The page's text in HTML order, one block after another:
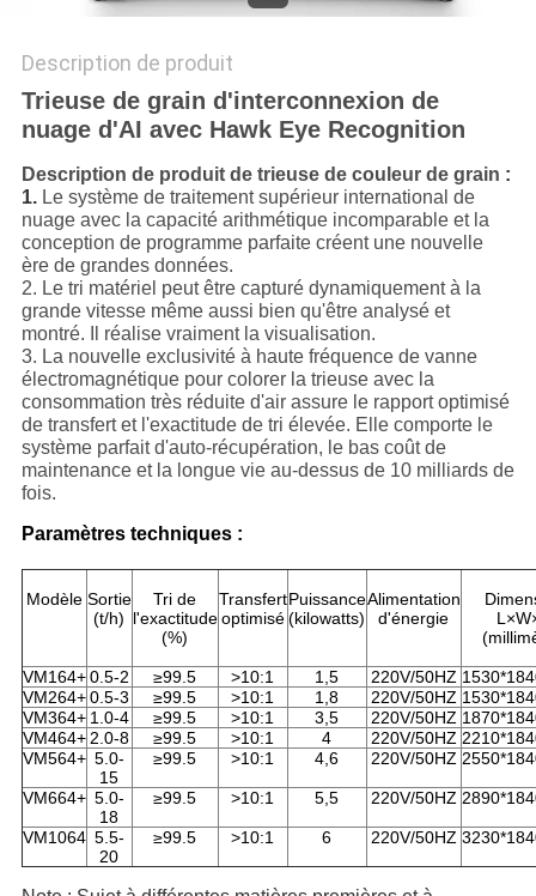
Description de produit
Trieuse de grain d'interconnexion de
nuage d'AI avec Hawk Eye Recognition
Description de produit de trieuse de couleur de grain :
1. Le système de traitement supérieur international de
nuage avec la capacité arithmétique incomparable et la
conception de programme parfaite créent une nouvelle
ère de grandes données.
2. Le tri matériel peut être capturé dynamiquement à la
grande vitesse même aussi bien qu'être analysé et
montré. Il réalise vraiment la visualisation.
3. La nouvelle exclusivité à haute fréquence de vanne
électromagnétique pour colorer la trieuse avec la
consommation très réduite d'air assure le rapport optimisé
de transfert et l'exactitude de tri élevée. Elle comporte le
système parfait d'auto-récupération, le bas coût de
maintenance et la longue vie au-dessus de 10 milliards de
fois.
Paramètres techniques :
Modèle Sortie
(t/h)
Tri de
l'exactitude
(%)
Transfert
optimisé
Puissance
(kilowatts)
Alimentation
d'énergie
VM164+0.5-2 ≥99.5 >10:1 1,5 220V/50HZ
VM264+0.5-3 ≥99.5 >10:1 1,8 220V/50HZ
VM364+ 1.0-4 ≥99.5 >10:1 3,5 220V/50HZ
VM464+2.0-8 ≥99.5 >10:1 4 220V/50HZ
VM564+ 5.0-
15
≥99.5 >10:1 4,6 220V/50HZ
VM664+ 5.0-
18
≥99.5 >10:1 5,5 220V/50HZ
VM1064 5.5-
20
≥99.5 >10:1 6 220V/50HZ